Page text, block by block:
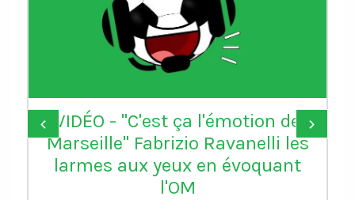
VIDÉO - "C'est ça l'émotion de
Marseille" Fabrizio Ravanelli les
larmes aux yeux en évoquant
l'OM
‹ ›